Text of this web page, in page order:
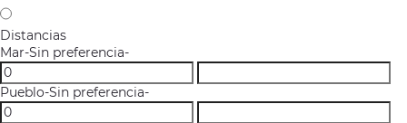
Distancias
Mar-Sin preferencia-
Pueblo-Sin preferencia-